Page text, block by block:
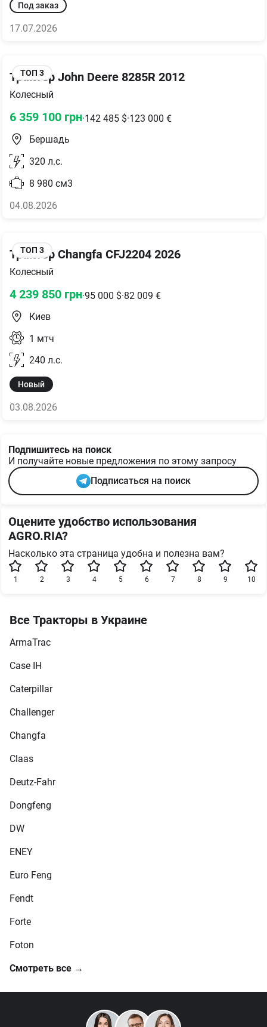
Под заказ
17.07.2026
ТОП 3
Трактор John Deere 8285R 2012
Колесный
6 359 100 грн·142 485 $·123 000 €
Бершадь
320 л.с.
8 980 см3
04.08.2026
ТОП 3
Трактор Changfa CFJ2204 2026
Колесный
4 239 850 грн·95 000 $·82 009 €
Киев
1 мтч
240 л.с.
Новый
03.08.2026
Подпишитесь на поиск
И получайте новые предложения по этому запросу
Подписаться на поиск
Оцените удобство использования
AGRO.RIA?
Насколько эта страница удобна и полезна вам?
10
9
8
7
6
5
4
3
2
1
Все Тракторы в Украине
ArmaTrac
Case IH
Caterpillar
Challenger
Changfa
Claas
Deutz-Fahr
Dongfeng
DW
ENEY
Euro Feng
Fendt
Forte
Foton
Смотреть все →